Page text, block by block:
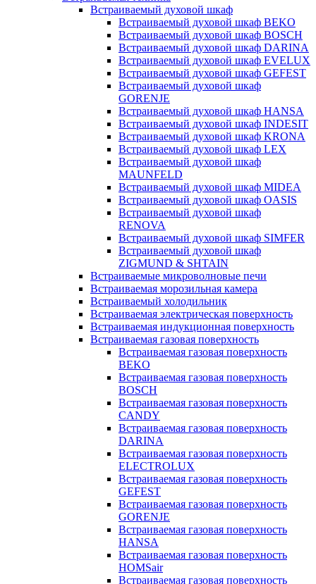
Встраиваемый духовой шкаф
Встраиваемый духовой шкаф BEKO
Встраиваемый духовой шкаф BOSCH
Встраиваемый духовой шкаф DARINA
Встраиваемый духовой шкаф EVELUX
Встраиваемый духовой шкаф GEFEST
Встраиваемый духовой шкаф
GORENJE
Встраиваемый духовой шкаф HANSA
Встраиваемый духовой шкаф INDESIT
Встраиваемый духовой шкаф KRONA
Встраиваемый духовой шкаф LEX
Встраиваемый духовой шкаф
MAUNFELD
Встраиваемый духовой шкаф MIDEA
Встраиваемый духовой шкаф OASIS
Встраиваемый духовой шкаф
RENOVA
Встраиваемый духовой шкаф SIMFER
Встраиваемый духовой шкаф
ZIGMUND & SHTAIN
Встраиваемые микроволновые печи
Встраиваемая морозильная камера
Встраиваемый холодильник
Встраиваемая электрическая поверхность
Встраиваемая индукционная поверхность
Встраиваемая газовая поверхность
Встраиваемая газовая поверхность
BEKO
Встраиваемая газовая поверхность
BOSCH
Встраиваемая газовая поверхность
CANDY
Встраиваемая газовая поверхность
DARINA
Встраиваемая газовая поверхность
ELECTROLUX
Встраиваемая газовая поверхность
GEFEST
Встраиваемая газовая поверхность
GORENJE
Встраиваемая газовая поверхность
HANSA
Встраиваемая газовая поверхность
HOMSair
Встраиваемая газовая поверхность